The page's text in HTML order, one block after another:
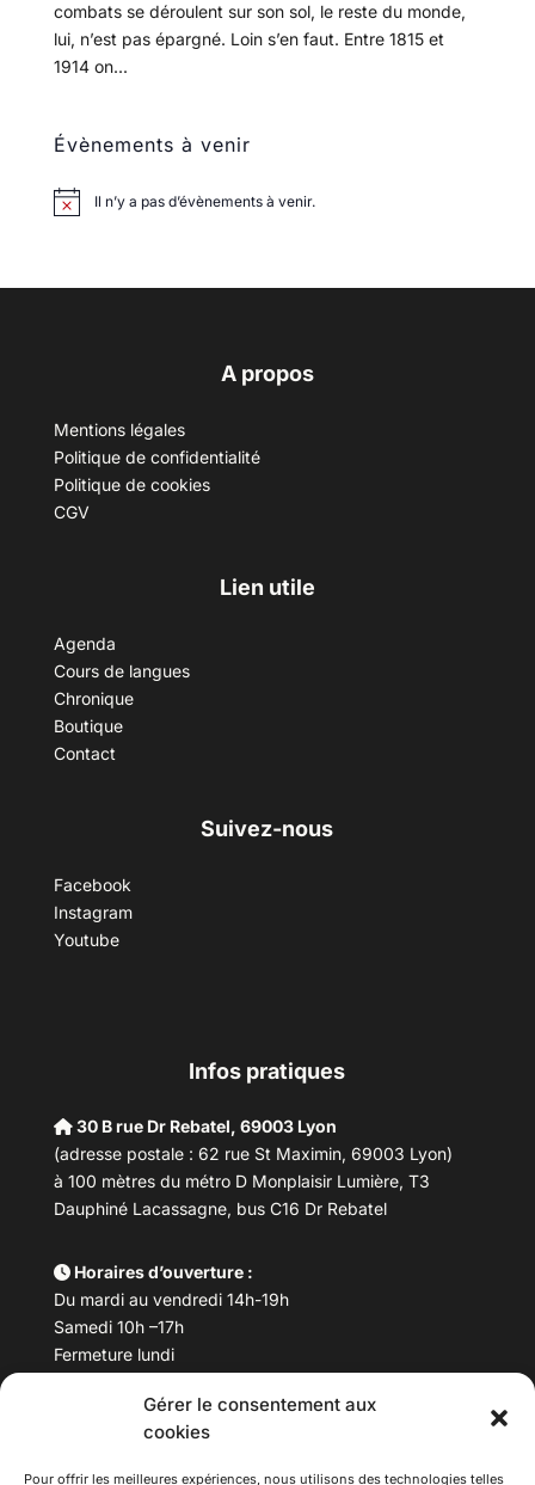
Gérer le consentement aux
cookies
Pour offrir les meilleures expériences, nous utilisons des technologies telles
combats se déroulent sur son sol, le reste du monde,
lui, n’est pas épargné. Loin s’en faut. Entre 1815 et
1914 on...
Évènements à venir
Il n’y a pas d’évènements à venir.
A propos
Mentions légales
Politique de confidentialité
Politique de cookies
CGV
Lien utile
Agenda
Cours de langues
Chronique
Boutique
Contact
Suivez-nous
Facebook
Instagram
Youtube
Infos pratiques
30 B rue Dr Rebatel, 69003 Lyon
(adresse postale : 62 rue St Maximin, 69003 Lyon)
à 100 mètres du métro D Monplaisir Lumière, T3
Dauphiné Lacassagne, bus C16 Dr Rebatel
Horaires d’ouverture :
Du mardi au vendredi 14h-19h
Samedi 10h –17h
Fermeture lundi
Téléphone : 04 78 53 06 40
maisondesculturesasiatiques@asiexpo.com